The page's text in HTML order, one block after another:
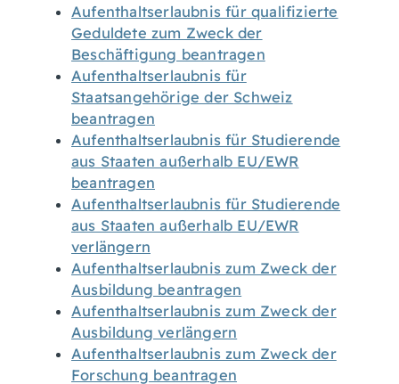
Aufenthaltserlaubnis für qualifizierte
Geduldete zum Zweck der
Beschäftigung beantragen
Aufenthaltserlaubnis für
Staatsangehörige der Schweiz
beantragen
Aufenthaltserlaubnis für Studierende
aus Staaten außerhalb EU/EWR
beantragen
Aufenthaltserlaubnis für Studierende
aus Staaten außerhalb EU/EWR
verlängern
Aufenthaltserlaubnis zum Zweck der
Ausbildung beantragen
Aufenthaltserlaubnis zum Zweck der
Ausbildung verlängern
Aufenthaltserlaubnis zum Zweck der
Forschung beantragen